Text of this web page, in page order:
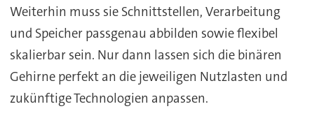
Weiterhin muss sie Schnittstellen, Verarbeitung
und Speicher passgenau abbilden sowie flexibel
skalierbar sein. Nur dann lassen sich die binären
Gehirne perfekt an die jeweiligen Nutzlasten und
zukünftige Technologien anpassen.